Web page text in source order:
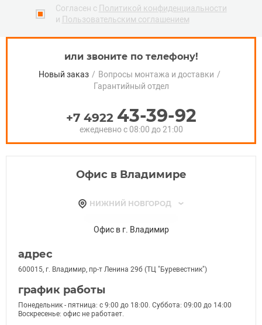
Согласен с Политикой конфиденциальности
и Пользовательским соглашением
или звоните по телефону!
Новый заказ / Вопросы монтажа и доставки /
Гарантийный отдел
+7 4922 43-39-92
ежедневно с 08:00 до 21:00
Офис в Владимире
НИЖНИЙ НОВГОРОД
МУРОМ
ИВАНОВО
НИЖНИЙ НОВГОРОД
БОР
САРОВ
ПАВЛОВО
КСТОВО
ЗАВОЛЖЬЕ
ДЗЕРЖИНСК
ВЫКСА
ВОРСМА
БОГОРОДСК
БАЛАХНА
АРЗАМАС
Офис в г. Владимир
адрес
600015, г. Владимир, пр-т Ленина 29б (ТЦ "Буревестник")
график работы
Понедельник - пятница: с 9:00 до 18:00. Суббота: 09:00 до 14:00
Воскресенье: офис не работает.